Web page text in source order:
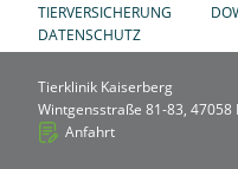
TIERVERSICHERUNG
DATENSCHUTZ
Tierklinik Kaiserberg
Wintgensstraße 81-83, 47058
Anfahrt